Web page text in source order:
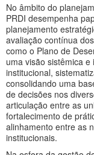
No âmbito do
PRDI desempenha
planejamento
avaliação contínua
como o Plano de
uma visão sistêmica
institucional,
consolidando uma
de decisões nos
articulação entre as
fortalecimento de
alinhamento entre as
institucionais.